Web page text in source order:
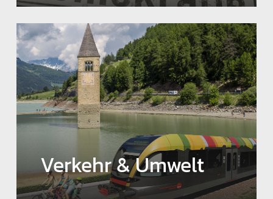
Verkehr & Umwelt